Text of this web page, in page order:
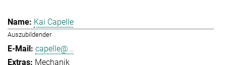
Kai Capelle
Auszubildender
capelle@...
Mechanik